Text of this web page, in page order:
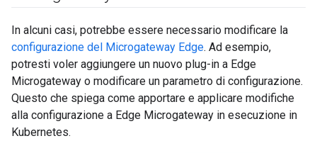
In alcuni casi, potrebbe essere necessario modificare la
configurazione del Microgateway Edge. Ad esempio,
potresti voler aggiungere un nuovo plug-in a Edge
Microgateway o modificare un parametro di configurazione.
Questo che spiega come apportare e applicare modifiche
alla configurazione a Edge Microgateway in esecuzione in
Kubernetes.